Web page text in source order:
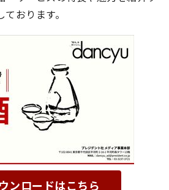
おります。
ンロードはこちら